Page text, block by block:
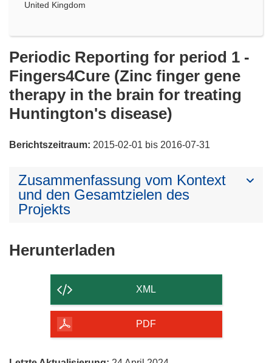
United Kingdom
Periodic Reporting for period 1 -
Fingers4Cure (Zinc finger gene
therapy in the brain for treating
Huntington's disease)
Berichtszeitraum: 2015-02-01 bis 2016-07-31
Zusammenfassung vom Kontext
und den Gesamtzielen des
Projekts
Herunterladen
der
Seite
herunterladen
XML
PDF